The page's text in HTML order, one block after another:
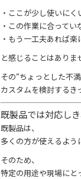
・ここが少し使いにく
・この作業に合ってい
・もう一工夫あれば楽
と感じることはありま
その“ちょっとした不満
カスタムを検討するき
既製品では対応し
既製品は、
多くの方が使えるよう
そのため、
特定の用途や現場にと